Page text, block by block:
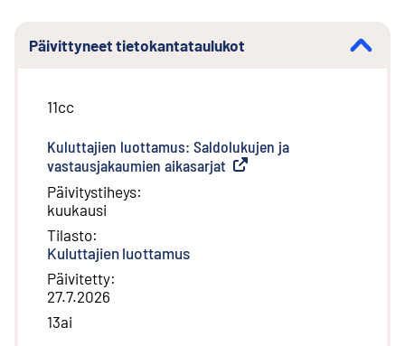
Päivittyneet tietokantataulukot
11cc
Kuluttajien luottamus: Saldolukujen ja
vastausjakaumien aikasarjat Ulkoinen linkki
Päivitystiheys:
kuukausi
Tilasto:
Kuluttajien luottamus
Päivitetty:
27.7.2026
13ai